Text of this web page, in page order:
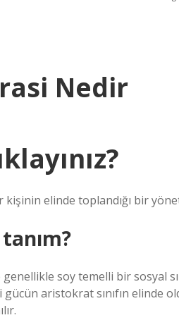
Nedir
elinde toplandığı bir
soy temelli bir sosyal
aristokrat sınıfın elinde